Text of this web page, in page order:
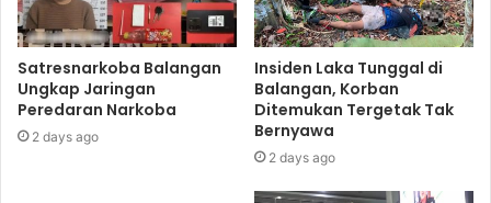
Satresnarkoba Balangan
Ungkap Jaringan
Peredaran Narkoba
2 days ago
Insiden Laka Tunggal di
Balangan, Korban
Ditemukan Tergetak Tak
Bernyawa
2 days ago